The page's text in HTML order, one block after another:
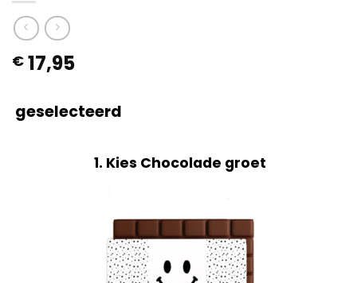
€ 17,95
geselecteerd
1 Kies Chocolade groet